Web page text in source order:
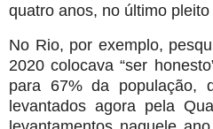
quatro anos, no último
No Rio, por exemplo,
2020 colocava “ser
para 67% da população,
levantados agora pela